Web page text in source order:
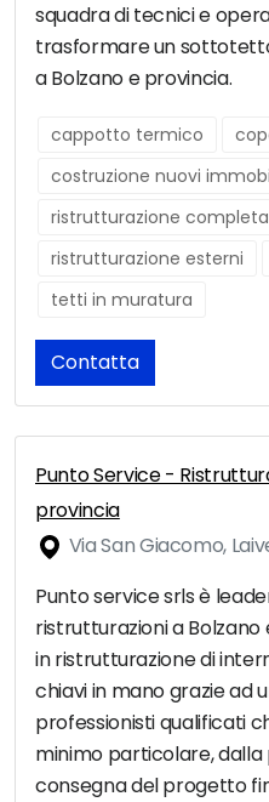
squadra di tecnici e
trasformare un
a Bolzano e provincia.
cappotto termico
costruzione nuovi
ristrutturazione completa
ristrutturazione esterni
tetti in muratura
Contatta
Punto Service -
provincia
Via San Giacomo,
Punto service srls è
ristrutturazioni a Bolzano
in ristrutturazione di
chiavi in mano grazie ad
professionisti qualificati
minimo particolare,
consegna del progetto